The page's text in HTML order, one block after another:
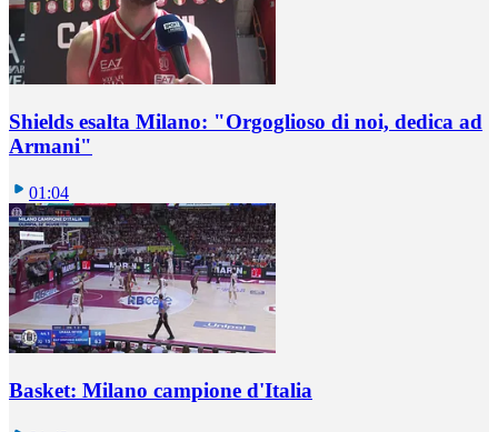
Shields esalta Milano: "Orgoglioso di noi, dedica ad
Armani"
01:04
Basket: Milano campione d'Italia